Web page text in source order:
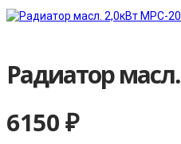
Радиатор
6150₽